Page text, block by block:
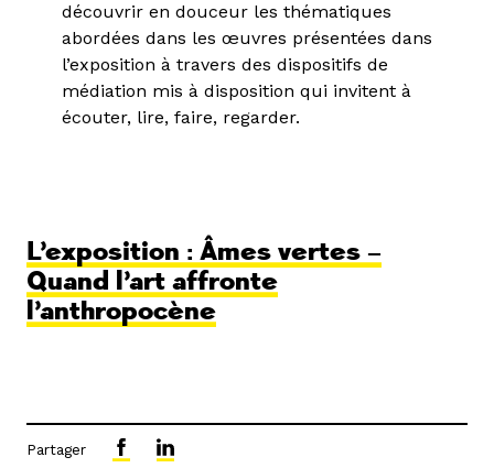
découvrir en douceur les thématiques
abordées dans les œuvres présentées dans
l’exposition à travers des dispositifs de
médiation mis à disposition qui invitent à
écouter, lire, faire, regarder.
L’exposition : Âmes vertes –
Quand l’art affronte
l’anthropocène
Partager